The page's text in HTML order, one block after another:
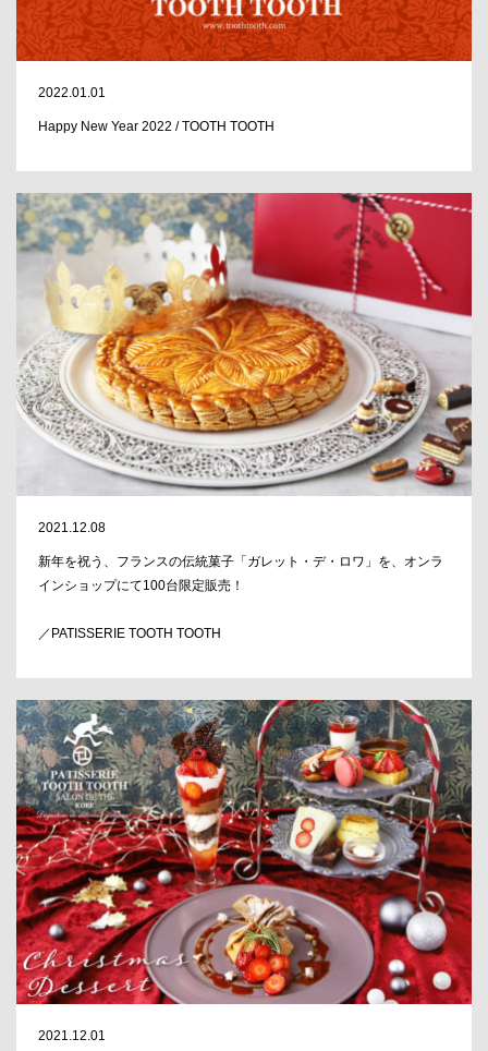
2022.01.01
Happy New Year 2022 / TOOTH TOOTH
2021.12.08
新年を祝う、フランスの伝統菓子「ガレット・デ・ロワ」を、オンラ
インショップにて100台限定販売！
／PATISSERIE TOOTH TOOTH
2021.12.01